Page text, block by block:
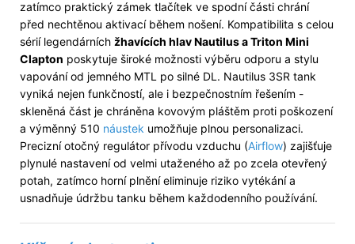
zatímco praktický zámek tlačítek ve spodní části chrání
před nechtěnou aktivací během nošení. Kompatibilita s celou
sérií legendárních žhavících hlav Nautilus a Triton Mini
Clapton poskytuje široké možnosti výběru odporu a stylu
vapování od jemného MTL po silné DL. Nautilus 3SR tank
vyniká nejen funkčností, ale i bezpečnostním řešením -
skleněná část je chráněna kovovým pláštěm proti poškození
a výměnný 510 náustek umožňuje plnou personalizaci.
Precizní otočný regulátor přívodu vzduchu (Airflow) zajišťuje
plynulé nastavení od velmi utaženého až po zcela otevřený
potah, zatímco horní plnění eliminuje riziko vytékání a
usnadňuje údržbu tanku během každodenního používání.